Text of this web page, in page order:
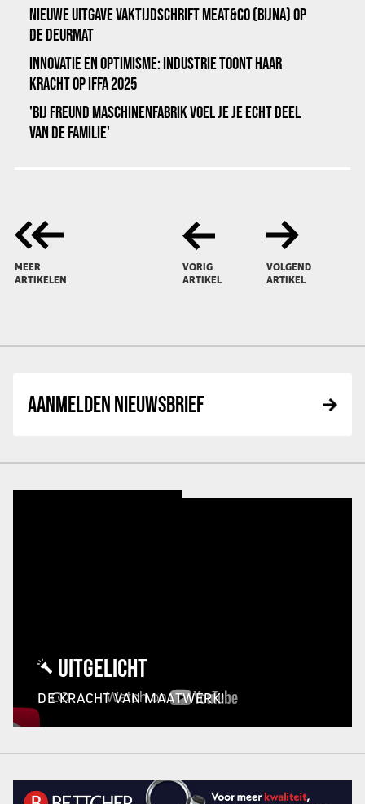
NIEUWE UITGAVE VAKTIJDSCHRIFT MEAT&CO (BIJNA) OP
DE DEURMAT
INNOVATIE EN OPTIMISME: INDUSTRIE TOONT HAAR
KRACHT OP IFFA 2025
'BIJ FREUND MASCHINENFABRIK VOEL JE JE ECHT DEEL
VAN DE FAMILIE'
MEER
ARTIKELEN
VORIG
ARTIKEL
VOLGEND
ARTIKEL
AANMELDEN NIEUWSBRIEF
UITGELICHT
DE KRACHT VAN MAATWERK!